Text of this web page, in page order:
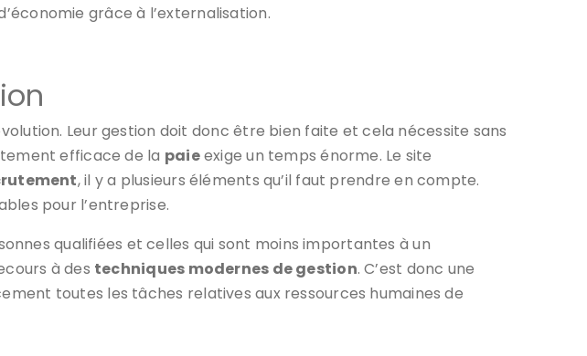
grâce à l’externalisation.
Leur gestion doit donc être bien faite et cela nécessite sans
efficace de la paieexige un temps énorme. Le site
, il y a plusieurs éléments qu’il faut prendre en compte.
pour l’entreprise.
qualifiées et celles qui sont moins importantes à un
à des techniques modernes de gestion. C’est donc une
toutes les tâches relatives aux ressources humaines de